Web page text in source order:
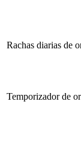
Rachas diarias de
Temporizador de